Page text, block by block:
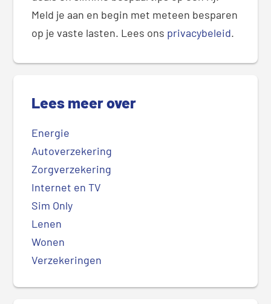
Meld je aan en begin met meteen besparen
op je vaste lasten. Lees ons privacybeleid.
Lees meer over
Energie
Autoverzekering
Zorgverzekering
Internet en TV
Sim Only
Lenen
Wonen
Verzekeringen